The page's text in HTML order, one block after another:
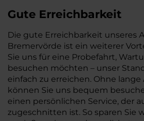
Gute Erreichbarkeit
Die gute Erreichbarkeit unseres
Bremervörde ist ein weiterer
Sie uns für eine Probefahrt,
besuchen möchten – unser
einfach zu erreichen. Ohne
können Sie uns bequem
einen persönlichen Service, der
zugeschnitten ist. So sparen Sie